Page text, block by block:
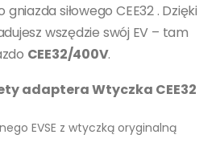
siłowego CEE32 . Dzięki
wszędzie swój EV – tam
CEE32/400V.
adaptera Wtyczka CEE32
EVSE z wtyczką oryginalną